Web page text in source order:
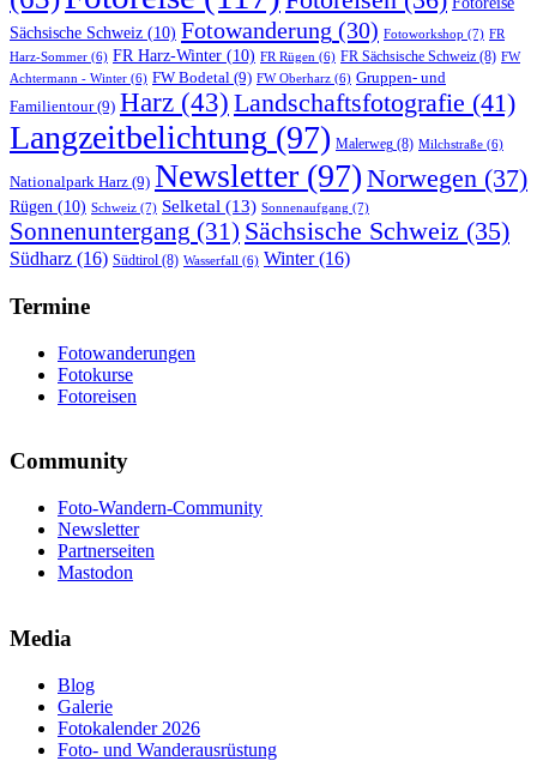
Sächsische Schweiz (10) Fotowanderung (30) Fotoworkshop (7) FR
Harz-Sommer (6) FR Harz-Winter (10) FR Rügen (6) FR Sächsische Schweiz (8) FW
Achtermann - Winter (6) FW Bodetal (9) FW Oberharz (6) Gruppen- und
Familientour(9) Harz (43) Landschaftsfotografie (41)
Langzeitbelichtung (97) Malerweg (8) Milchstraße (6)
Nationalpark Harz (9) Newsletter (97) Norwegen (37)
Rügen (10) Schweiz (7) Selketal (13) Sonnenaufgang (7)
Sonnenuntergang (31) Sächsische Schweiz (35)
Südharz (16) Südtirol (8) Wasserfall (6) Winter(16)
Termine
Fotowanderungen
Fotokurse
Fotoreisen
Community
Foto-Wandern-Community
Newsletter
Partnerseiten
Mastodon
Media
Blog
Galerie
Fotokalender 2026
Foto- und Wanderausrüstung